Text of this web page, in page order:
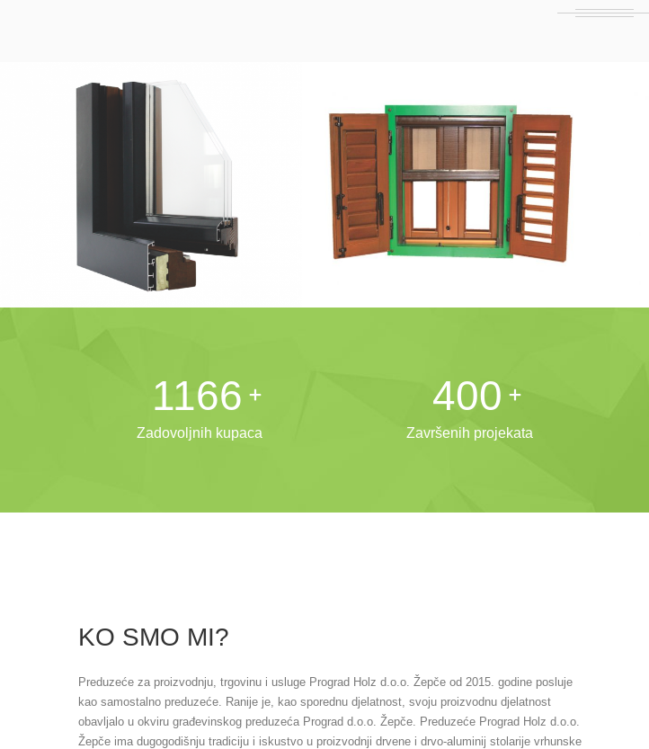
1458
Zadovoljnih kupaca
500
Završenih projekata
KO SMO MI?
Preduzeće za proizvodnju, trgovinu i usluge Prograd Holz d.o.o. Žepče od 2015. godine posluje
kao samostalno preduzeće. Ranije je, kao sporednu djelatnost, svoju proizvodnu djelatnost
obavljalo u okviru građevinskog preduzeća Prograd d.o.o. Žepče. Preduzeće Prograd Holz d.o.o.
Žepče ima dugogodišnju tradiciju i iskustvo u proizvodnji drvene i drvo-aluminij stolarije vrhunske